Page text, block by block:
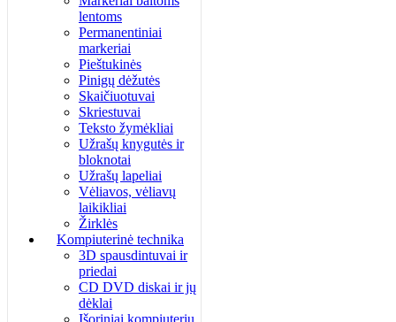
lentoms
Permanentiniai
markeriai
Pieštukinės
Pinigų dėžutės
Skaičiuotuvai
Skriestuvai
Teksto žymėkliai
Užrašų knygutės ir
bloknotai
Užrašų lapeliai
Vėliavos, vėliavų
laikikliai
Žirklės
Kompiuterinė technika
3D spausdintuvai ir
priedai
CD DVD diskai ir jų
dėklai
Išoriniai kompiuterių